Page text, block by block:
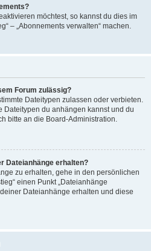
möchtest, so kannst du dies im
– „Abonnements verwalten“ machen.
Forum zulässig?
Dateitypen zulassen oder verbieten.
Dateitypen du anhängen kannst und du
bitte an die Board-Administration.
Dateianhänge erhalten?
zu erhalten, gehe in den persönlichen
einen Punkt „Dateianhänge
Dateianhänge erhalten und diese